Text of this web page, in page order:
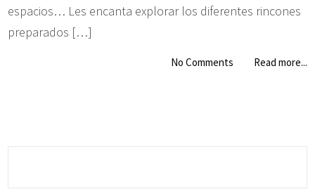
espacios… Les encanta explorar los diferentes rincones
preparados […]
No Comments Read more...